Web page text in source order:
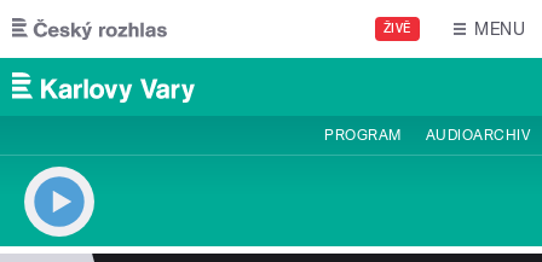
Přejít k hlavnímu obsahu
ŽIVĚ MENU
PROGRAM AUDIOARCHIV